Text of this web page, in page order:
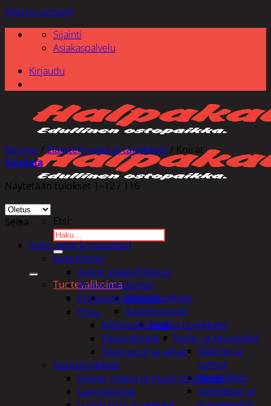
Skip to content
Sijainti
Asiakaspalvelu
Kirjaudu
Etsi:
Tuotevalikoima
Poistotuotteet
Kausituotteet
Joulu
Joulu- ja kausivalot
Eläimet ja
tontut
Kyntteliköt
Valoketjut ja
Etusivu / Eläintenruoka ja tarvikkeet / Koirat
Suodata
Näytetään tulokset 1–12 / 116
Selaa
Auto, vene ja moottori
Autonhoito
Auton sisäpuhdistus
ilmanraikastimet
Korjausmaalikynät
Pesu
Kiillotuskoneet ja tarvikkeet
Pesuvälineet
Shampoot ja vahat
Autotarvikkeet
Kalvot, matot ja muut tarvikkeet
Lämmittimet